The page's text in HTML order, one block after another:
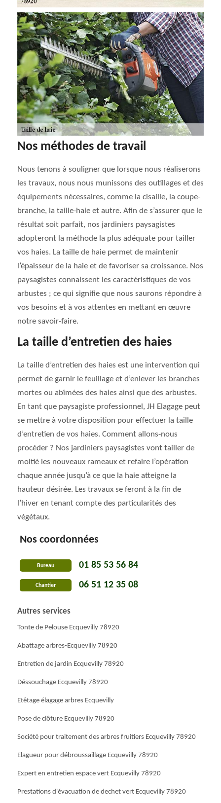
Nos méthodes de travail
Nous tenons à souligner que lorsque nous réaliserons
les travaux, nous nous munissons des outillages et des
équipements nécessaires, comme la cisaille, la coupe-
branche, la taille-haie et autre. Afin de s’assurer que le
résultat soit parfait, nos jardiniers paysagistes
adopteront la méthode la plus adéquate pour tailler
vos haies. La taille de haie permet de maintenir
l’épaisseur de la haie et de favoriser sa croissance. Nos
paysagistes connaissent les caractéristiques de vos
arbustes ; ce qui signifie que nous saurons répondre à
vos besoins et à vos attentes en mettant en œuvre
notre savoir-faire.
La taille d’entretien des haies
La taille d’entretien des haies est une intervention qui
permet de garnir le feuillage et d’enlever les branches
mortes ou abîmées des haies ainsi que des arbustes.
En tant que paysagiste professionnel, JH Elagage peut
se mettre à votre disposition pour effectuer la taille
d’entretien de vos haies. Comment allons-nous
procéder ? Nos jardiniers paysagistes vont tailler de
moitié les nouveaux rameaux et refaire l’opération
chaque année jusqu’à ce que la haie atteigne la
hauteur désirée. Les travaux se feront à la fin de
l’hiver en tenant compte des particularités des
végétaux.
Nos coordonnées
Bureau 01 85 53 56 84
Chantier 06 51 12 35 08
Autres services
Tonte de Pelouse Ecquevilly 78920
Abattage arbres-Ecquevilly 78920
Entretien de jardin Ecquevilly 78920
Déssouchage Ecquevilly 78920
Etêtage élagage arbres Ecquevilly
Pose de clôture Ecquevilly 78920
Société pour traitement des arbres fruitiers Ecquevilly 78920
Elagueur pour débroussaillage Ecquevilly 78920
Expert en entretien espace vert Ecquevilly 78920
Prestations d'évacuation de dechet vert Ecquevilly 78920